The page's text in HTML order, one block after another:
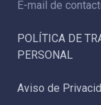
E-mail de
POLÍTICA DE
PERSONAL
Aviso de